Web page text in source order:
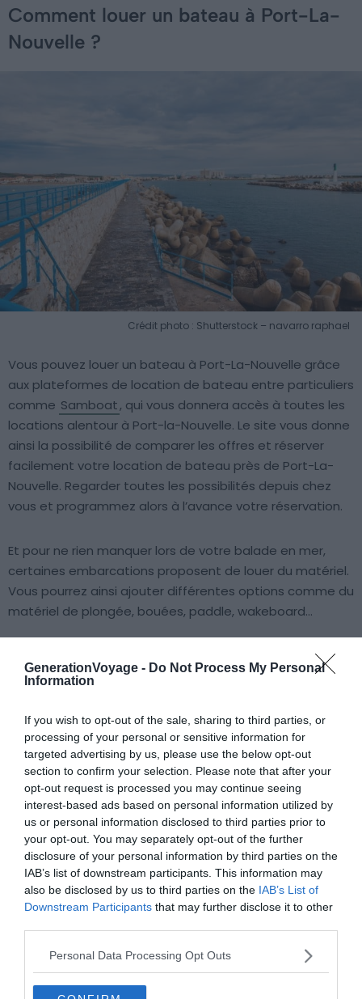
GenerationVoyage - Do Not Process My Personal
Information
If you wish to opt-out of the sale, sharing to third parties, or
processing of your personal or sensitive information for
targeted advertising by us, please use the below opt-out
section to confirm your selection. Please note that after your
opt-out request is processed you may continue seeing
interest-based ads based on personal information utilized by
us or personal information disclosed to third parties prior to
your opt-out. You may separately opt-out of the further
disclosure of your personal information by third parties on the
IAB’s list of downstream participants. This information may
also be disclosed by us to third parties on the IAB’s List of
Downstream Participants that may further disclose it to other
Personal Data Processing Opt Outs
Comment louer un bateau à Port-La-
Nouvelle ?
Crédit photo : Shutterstock – navarro raphael
Vous pouvez louer un bateau à Port-La-Nouvelle grâce
aux plateformes de location de bateau entre particuliers
comme Samboat, qui vous donnera accès à toutes les
locations alentour à Port-la-Nouvelle. Le site vous donne
ainsi la possibilité de comparer les offres et réserver
facilement votre location de bateau près de Port-La-
Nouvelle. Regarder toutes les possibilités depuis chez
vous et programmez alors à l’avance votre réservation.
Et pour ne rien manquer lors de votre balade en mer,
certaines embarcations proposent de louer du matériel.
Vous pourrez ainsi ajouter différentes options comme du
matériel de plongée, bouées, paddle, wakeboard…
Location de bateau à Port-Vendres : comment faire
et où ?
Location de bateau sur le Canal du Midi : comment
faire et où ?
Location de bateau à Canet-en-Roussillon :
comment faire et où ?
Location de bateau aux Saintes-Marie-de-la-Mer :
comment faire et où ?
Faut-il un permis pour naviguer à
Port-La-Nouvelle ?